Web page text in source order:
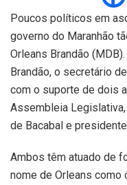
Poucos políticos em
governo do Maranhão
Orleans Brandão
Brandão, o secretário
com o suporte de dois
Assembleia
de Bacabal e
Ambos têm atuado de
nome de Orleans como